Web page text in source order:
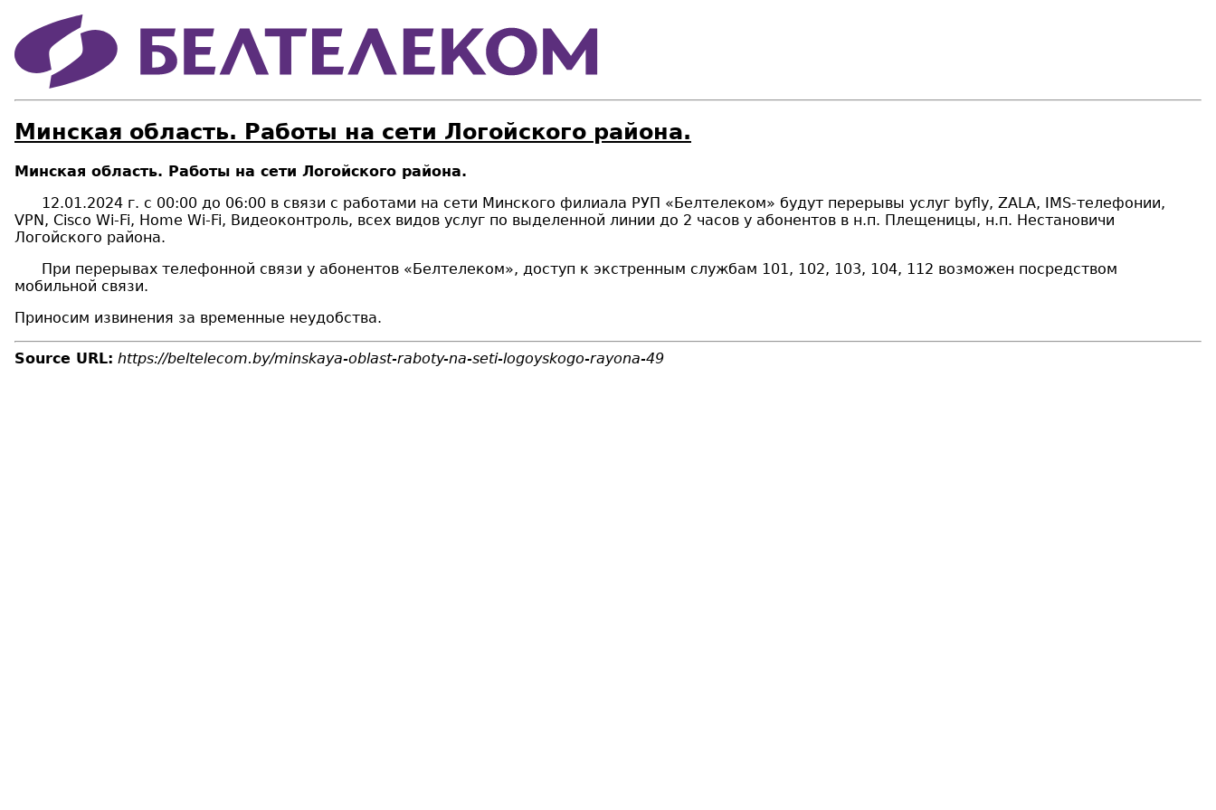
Минская область. Работы на сети Логойского района.
Минская область. Работы на сети Логойского района.
12.01.2024 г. с 00:00 до 06:00 в связи с работами на сети Минского филиала РУП «Белтелеком» будут перерывы услуг byfly, ZALA, IMS-телефонии,
VPN, Cisco Wi-Fi, Home Wi-Fi, Видеоконтроль, всех видов услуг по выделенной линии до 2 часов у абонентов в н.п. Плещеницы, н.п. Нестановичи
Логойского района.
При перерывах телефонной связи у абонентов «Белтелеком», доступ к экстренным службам 101, 102, 103, 104, 112 возможен посредством
мобильной связи.
Приносим извинения за временные неудобства.
Source URL: https://beltelecom.by/minskaya-oblast-raboty-na-seti-logoyskogo-rayona-49